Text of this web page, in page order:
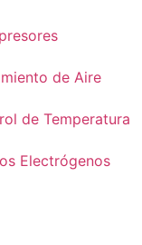
de Aire
de Temperatura
Electrógenos